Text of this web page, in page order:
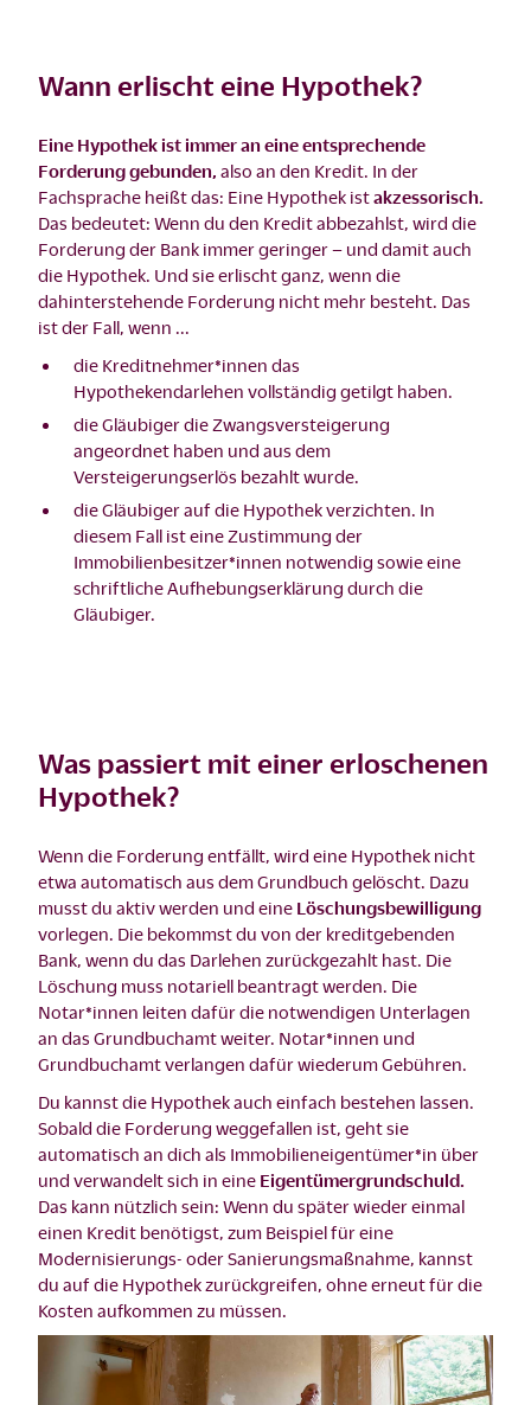
Wann erlischt eine Hypothek?
Eine Hypothek ist immer an eine entsprechende
Forderung gebunden, also an den Kredit. In der
Fachsprache heißt das: Eine Hypothek istakzessorisch.
Das bedeutet: Wenn du den Kredit abbezahlst, wird die
Forderung der Bank immer geringer – und damit auch
die Hypothek. Und sie erlischt ganz, wenn die
dahinterstehende Forderung nicht mehr besteht. Das
ist der Fall, wenn ...
die Kreditnehmer*innen das
Hypothekendarlehen vollständig getilgt haben.
die Gläubiger die Zwangsversteigerung
angeordnet haben und aus dem
Versteigerungserlös bezahlt wurde.
die Gläubiger auf die Hypothek verzichten. In
diesem Fall ist eine Zustimmung der
Immobilienbesitzer*innen notwendig sowie eine
schriftliche Aufhebungserklärung durch die
Gläubiger.
Was passiert mit einer erloschenen
Hypothek?
Wenn die Forderung entfällt, wird eine Hypothek nicht
etwa automatisch aus dem Grundbuch gelöscht. Dazu
musst du aktiv werden und eine Löschungsbewilligung
vorlegen. Die bekommst du von der kreditgebenden
Bank, wenn du das Darlehen zurückgezahlt hast. Die
Löschung muss notariell beantragt werden. Die
Notar*innen leiten dafür die notwendigen Unterlagen
an das Grundbuchamt weiter. Notar*innen und
Grundbuchamt verlangen dafür wiederum Gebühren.
Du kannst die Hypothek auch einfach bestehen lassen.
Sobald die Forderung weggefallen ist, geht sie
automatisch an dich als Immobilieneigentümer*in über
und verwandelt sich in eine Eigentümergrundschuld.
Das kann nützlich sein: Wenn du später wieder einmal
einen Kredit benötigst, zum Beispiel für eine
Modernisierungs- oder Sanierungsmaßnahme, kannst
du auf die Hypothek zurückgreifen, ohne erneut für die
Kosten aufkommen zu müssen.